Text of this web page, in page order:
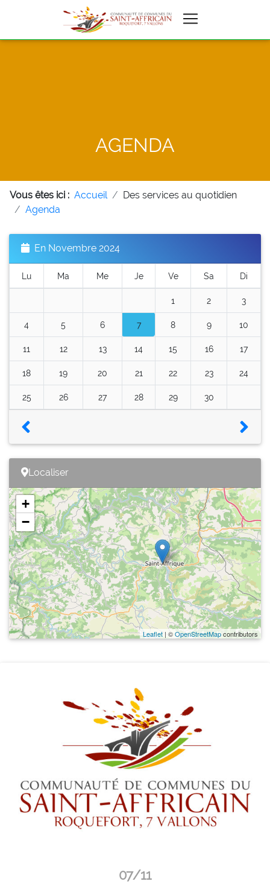
AGENDA
Vous êtes ici : Accueil
Des services au quotidien
Agenda
En Novembre 2024
Lu Ma Me Je Ve Sa Di
1 2 3
4 5 6 7 8 9 10
11 12 13 14 15 16 17
18 19 20 21 22 23 24
25 26 27 28 29 30
Localiser
+
−
Leaflet | ©OpenStreetMapcontributors
07/11